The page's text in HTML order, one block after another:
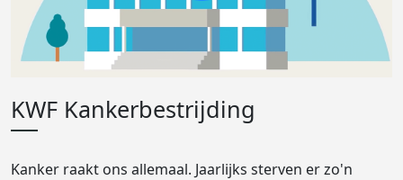
KWF Kankerbestrijding
Kanker raakt ons allemaal. Jaarlijks sterven er zo'n